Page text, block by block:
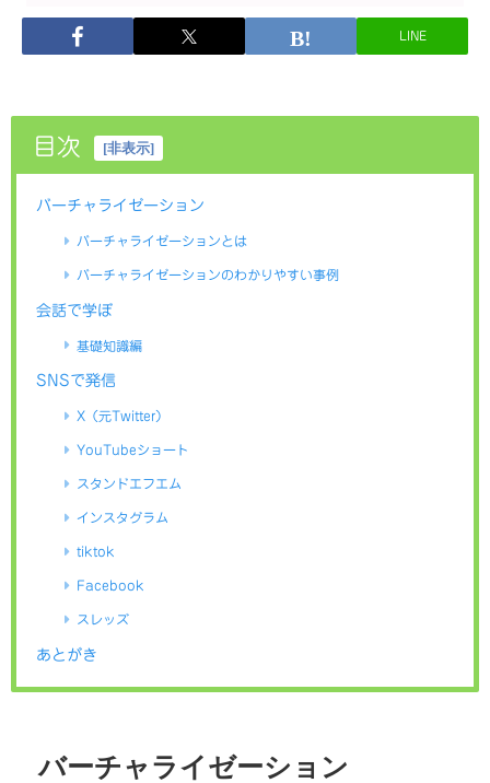
LINE
目次 [非表示]
バーチャライゼーション
バーチャライゼーションとは
バーチャライゼーションのわかりやすい事例
会話で学ぼ
基礎知識編
SNSで発信
X（元Twitter）
YouTubeショート
スタンドエフエム
インスタグラム
tiktok
Facebook
スレッズ
あとがき
バーチャライゼーション